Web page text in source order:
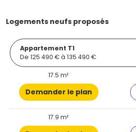
Logements neufs proposés
Appartement T1
De 125 490 € à 135 490 €
17.5 m²
Demander le plan
17.9 m²